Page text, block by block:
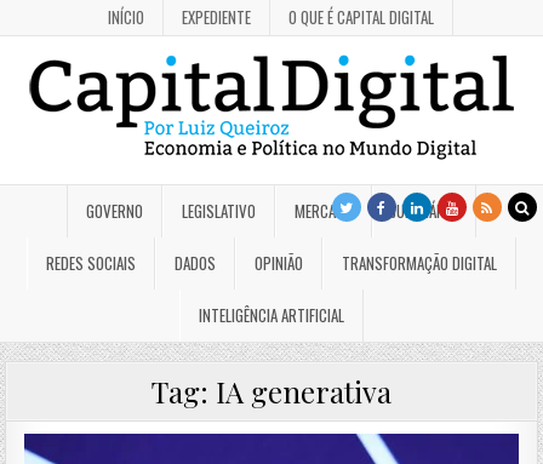
INÍCIO EXPEDIENTE O QUE É CAPITAL DIGITAL
GOVERNO LEGISLATIVO MERCADO JUDICIÁRIO
REDES SOCIAIS DADOS OPINIÃO TRANSFORMAÇÃO DIGITAL
INTELIGÊNCIA ARTIFICIAL
Tag: IA generativa